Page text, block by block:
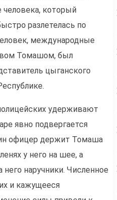
человека, который
разлетелась по
международные
Томашом, был
цыганского
удерживают
явно подвергается
офицер держит Томаша
у него на шее, а
наручники. Численное
и кажущееся